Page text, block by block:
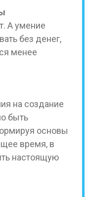
А умение
без денег,
менее
на создание
быть
основы
время, в
настоящую